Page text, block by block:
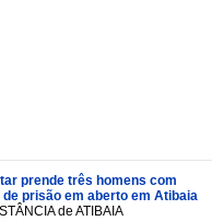
prende três homens com
prisão em aberto em Atibaia
de ATIBAIA